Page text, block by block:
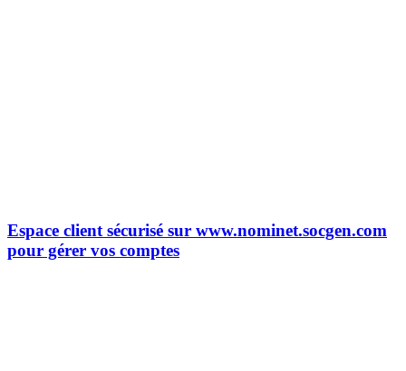
Espace client sécurisé sur www.nominet.socgen.com
pour gérer vos comptes